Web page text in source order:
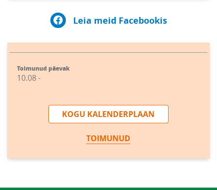
Leia meid Facebookis
Toimunud päevak
10.08 -
KOGU KALENDERPLAAN
TOIMUNUD